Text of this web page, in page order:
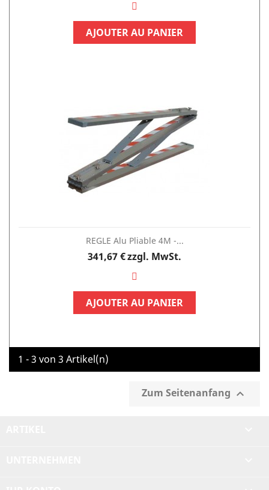
AJOUTER AU PANIER
REGLE Alu Pliable 4M -...
Preis
341,67 €zzgl. MwSt.
AJOUTER AU PANIER
1 - 3 von 3 Artikel(n)
Zum Seitenanfang 